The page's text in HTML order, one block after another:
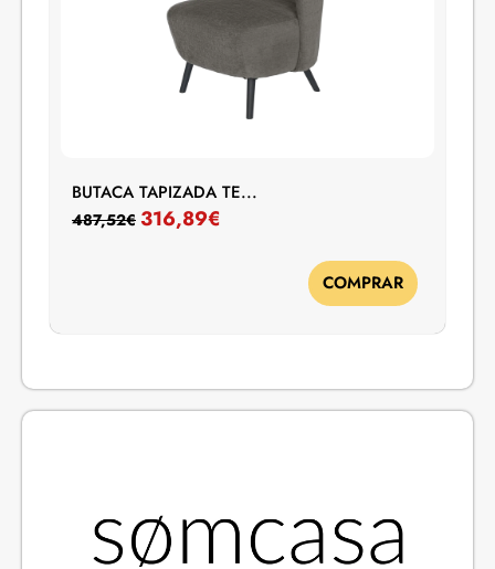
BUTACA TAPIZADA TE...
487,52€ 316,89€
COMPRAR